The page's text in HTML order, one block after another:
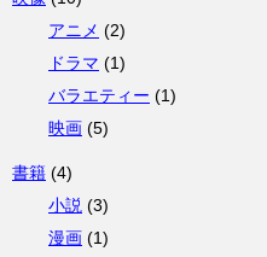
アニメ (2)
ドラマ (1)
バラエティー (1)
映画 (5)
書籍 (4)
小説 (3)
漫画 (1)